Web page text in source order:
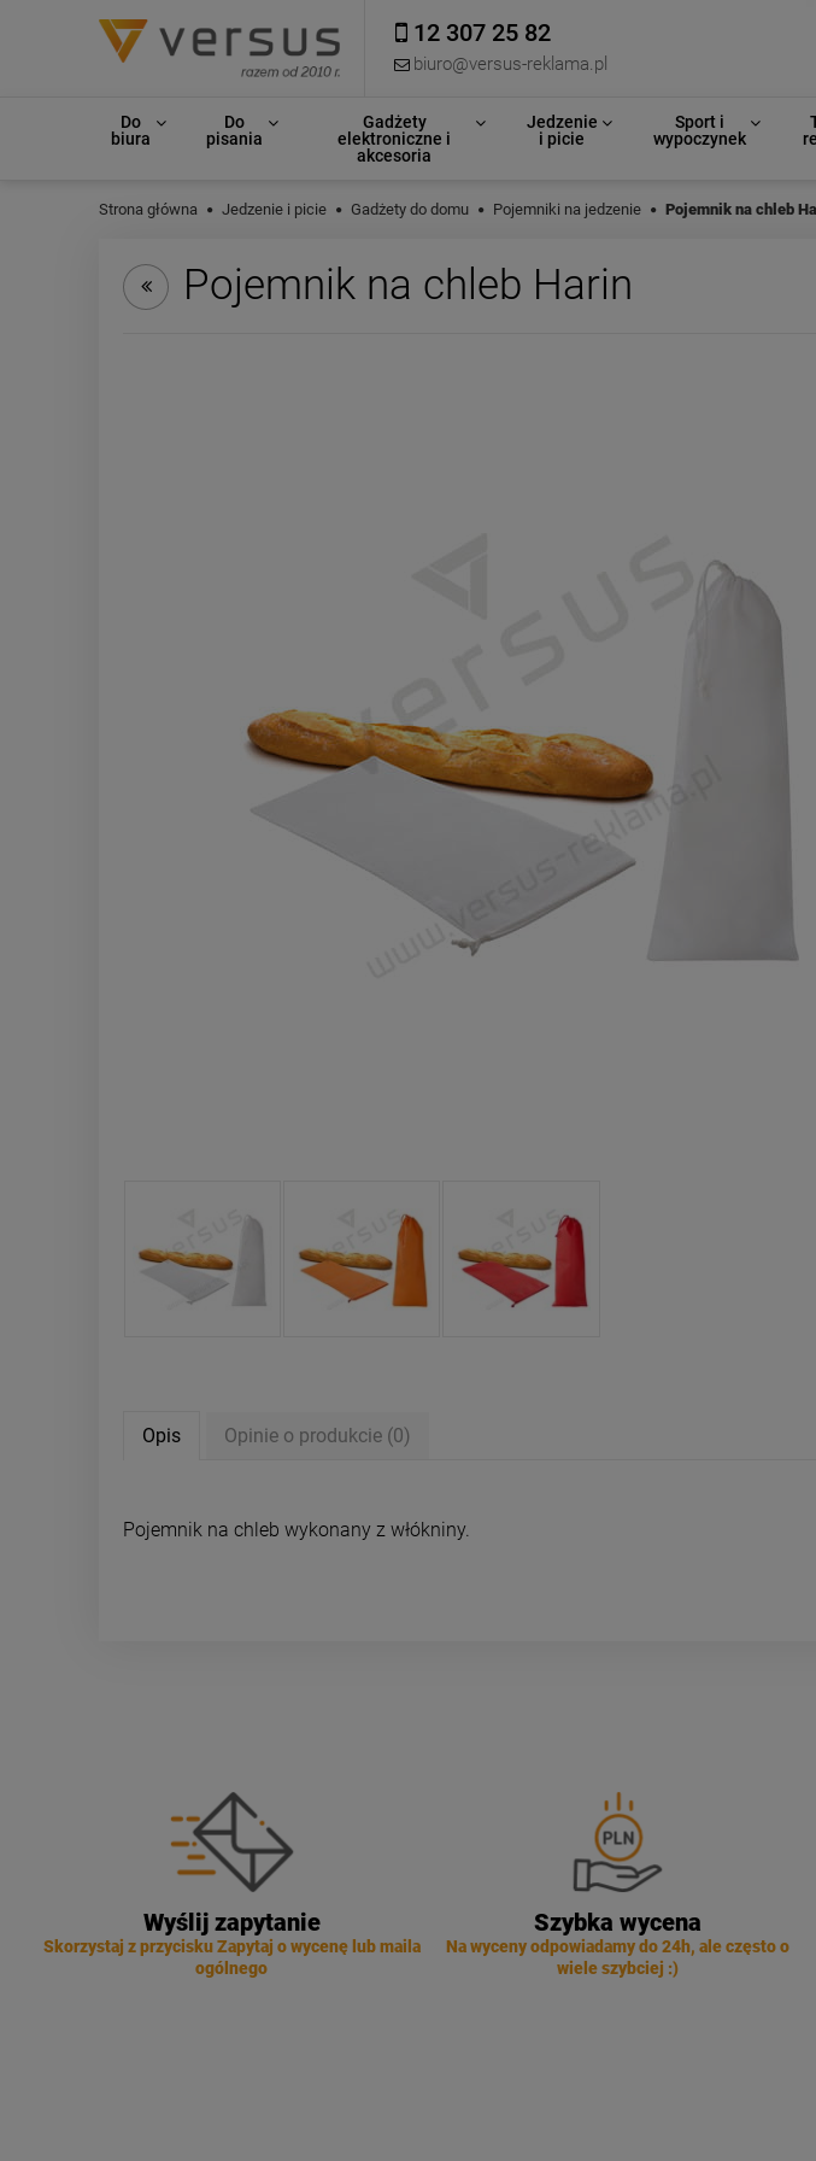
12 307 25 82
biuro@versus-reklama.pl
Do
biura
Do
pisania
Gadżety
elektroniczne i
akcesoria
Jedzenie
i picie
Sport i
wypoczynek
Strona główna Jedzenie i picie Gadżety do domu Pojemniki na jedzenie Pojemnik na chleb
Pojemnik na chleb Harin
Opis Opinie o produkcie (0)
Pojemnik na chleb wykonany z włókniny.
Wyślij zapytanie
Skorzystaj z przycisku Zapytaj o wycenę lub maila
ogólnego
Szybka wycena
Na wyceny odpowiadamy do 24h, ale często o
wiele szybciej :)